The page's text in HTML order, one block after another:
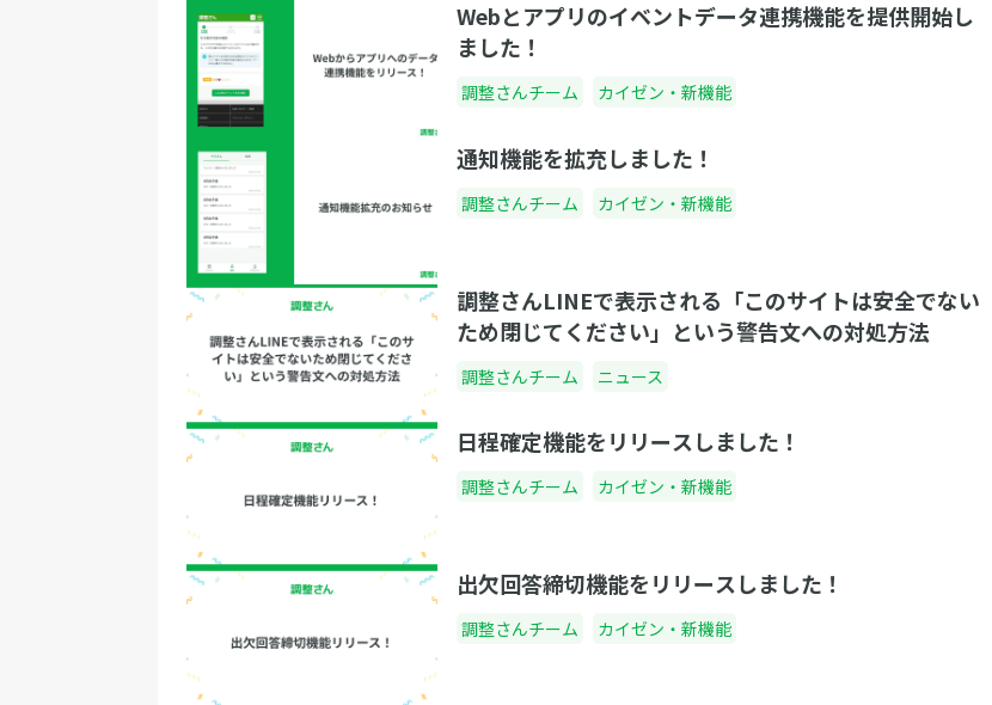
ルネーム＞でございます。何分不慣れな点もあ
るかと存じますが、どうぞよろしくお願い致し
ます。本日の懇親会では○○＜参加者の役職・
企業名など＞の皆さまと深いコミュニケーショ
ンを取ると共に○○（共通のタスクや目標な
ど）の発展に繋がる有意義な時間とできればと
思っております。皆様、最後まで、ぜひよろし
くお願いいたします。」 大きく、はっきりとし
た声で、明るく挨拶を述べるのがポイントで
す。話し終わったら深々と頭を下げ、拍手が来
るのを待ちます。 ポイント②：乾杯の挨拶 次な
る出番は乾杯の挨拶です。ただ、こちらは上司
にお願いするのが一般的です。事前に打診をし
ておいて、良い挨拶をしてくれるのを祈りまし
ょう。あなたは前振りをするだけで良いので
す。 「それでは懇親会の開催にあたりまして、
乾杯の挨拶を＜他社の場合は会社名＞＜役職名
＞＜フルネーム＞様より頂戴いたします。○○
様、よろしくお願い致します。」 挨拶が終われ
ば、まっさきに手をたたいて拍手を促します。
その後は流れに合わせて、注文を取ったり、調
味料を回したり、お酒を注ぎに回ったりと、テ
のイベントページにアクセスできます。 会員登
出に浸るのも良いかもしれませんね。 2. 他の端
成したイベントが、PCだと編集ができない…」
リースされた機能がこちら！ 調整さん会員登録
した！ パソコンで作成したイベントの内容に急
な変更があっても、外出先からスマートフォン
で気軽に対応できるようになります！ 3. ブラウ
「ブラウザのデータを消してしまってイベント
編集ができない…」 こんなみなさんのトラブル
を解決するためにリリースされた機能がこち
データを消去してしまってもログインすれば変
わらずイベント編集することができるようにな
りました！ ご使用のブラウザデータを消去して
Webとアプリのイベントデータ連携機能を提供開始し
ました！
調整さんチーム カイゼン・新機能
通知機能を拡充しました！
調整さんチーム カイゼン・新機能
調整さんLINEで表示される「このサイトは安全でない
ため閉じてください」という警告文への対処方法
調整さんチーム ニュース
日程確定機能をリリースしました！
調整さんチーム カイゼン・新機能
出欠回答締切機能をリリースしました！
調整さんチーム カイゼン・新機能